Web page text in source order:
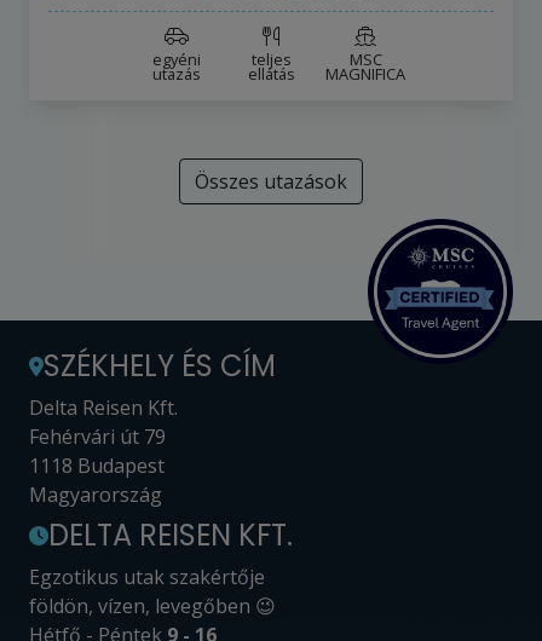
egyéni
utazás
teljes
ellátás
MSC
MAGNIFICA
Összes utazások
SZÉKHELY ÉS CÍM
Delta Reisen Kft.
Fehérvári út 79
1118 Budapest
Magyarország
DELTA REISEN KFT.
Egzotikus utak szakértője
földön, vízen, levegőben 😉
Hétfő - Péntek 9 - 16